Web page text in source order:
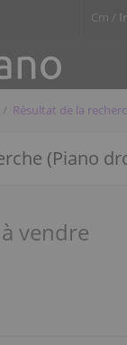
Cm /
Résultat de la
(Piano
vendre